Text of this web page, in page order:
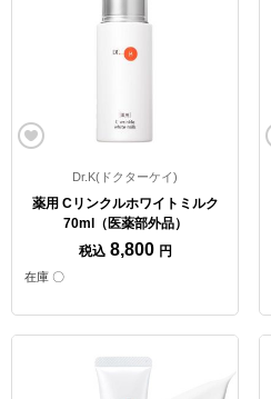
Dr.K(ドクターケイ)
薬用 Cリンクルホワイトミルク
70ml（医薬部外品）
税込 8,800 円
在庫 〇